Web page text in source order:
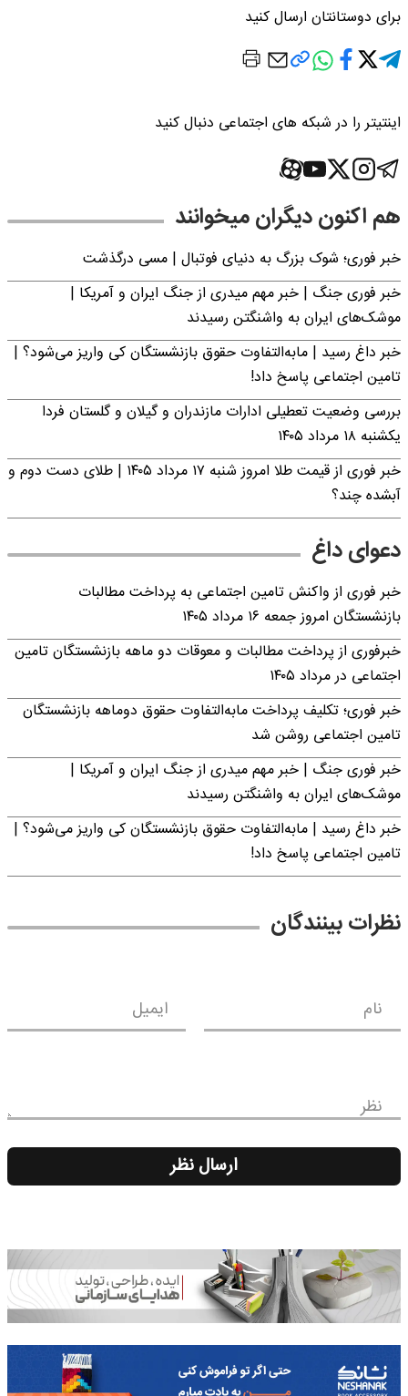
برای دوستانتان ارسال کنید
اینتیتر را در شبکه های اجتماعی دنبال کنید
هم اکنون دیگران میخوانند
خبر فوری؛‌ شوک بزرگ به دنیای فوتبال | مسی درگذشت
خبر فوری جنگ | خبر مهم میدری از جنگ ایران و آمریکا |
موشک‌های ایران به واشنگتن رسیدند
خبر داغ رسید | مابه‌التفاوت حقوق بازنشستگان کی واریز می‌شود؟ |
تامین اجتماعی پاسخ داد!
بررسی وضعیت تعطیلی ادارات مازندران و گیلان و گلستان فردا
یکشنبه ۱۸ مرداد ۱۴۰۵
خبر فوری از قیمت طلا امروز شنبه ۱۷ مرداد ۱۴۰۵ | طلای دست دوم و
آبشده چند؟
دعوای داغ
خبر فوری از واکنش تامین اجتماعی به پرداخت مطالبات
بازنشستگان امروز جمعه ۱۶ مرداد ۱۴۰۵
خبرفوری از پرداخت مطالبات و معوقات دو ماهه بازنشستگان تامین
اجتماعی در مرداد ۱۴۰۵
خبر فوری؛ تکلیف پرداخت مابه‌التفاوت حقوق دوماهه بازنشستگان
تامین اجتماعی روشن شد
خبر فوری جنگ | خبر مهم میدری از جنگ ایران و آمریکا |
موشک‌های ایران به واشنگتن رسیدند
خبر داغ رسید | مابه‌التفاوت حقوق بازنشستگان کی واریز می‌شود؟ |
تامین اجتماعی پاسخ داد!
نظرات بینندگان
نام ایمیل
نظر
ارسال نظر